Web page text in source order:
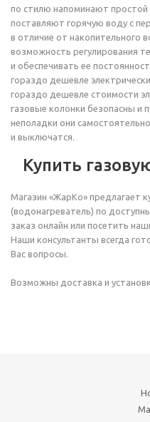
по стилю напоминают
поставляют горячую воду с
в отличие от накопительного
возможность регулирования
и обеспечивать ее
гораздо дешевле
гораздо дешевле стоимости
газовые колонки безопасны и
неполадки они
и выключатся.
Купить
Магазин «ЖарКо» предлагает
(водонагреватель) по
заказ онлайн или посетить
Наши консультанты всегда
Вас вопросы.
Возможны доставка и